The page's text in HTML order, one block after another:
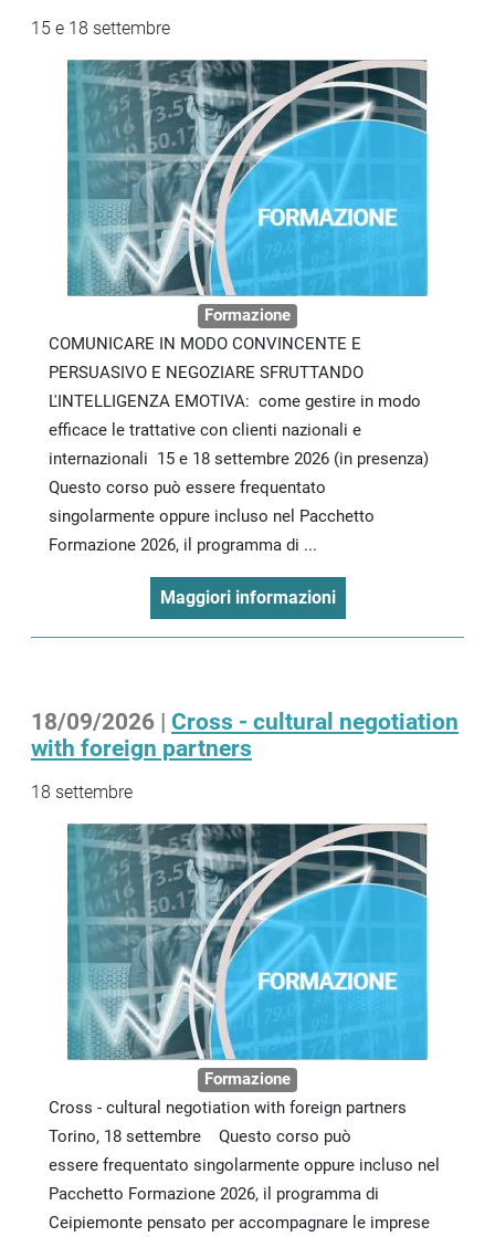
15 e 18 settembre
Formazione
COMUNICARE IN MODO CONVINCENTE E
PERSUASIVO E NEGOZIARE SFRUTTANDO
L'INTELLIGENZA EMOTIVA: come gestire in modo
efficace le trattative con clienti nazionali e
internazionali 15 e 18 settembre 2026 (in presenza)
Questo corso può essere frequentato
singolarmente oppure incluso nel Pacchetto
Formazione 2026, il programma di ...
Maggiori informazioni
18/09/2026 | Cross - cultural negotiation
with foreign partners
18 settembre
Formazione
Cross - cultural negotiation with foreign partners
Torino, 18 settembre Questo corso può
essere frequentato singolarmente oppure incluso nel
Pacchetto Formazione 2026, il programma di
Ceipiemonte pensato per accompagnare le imprese